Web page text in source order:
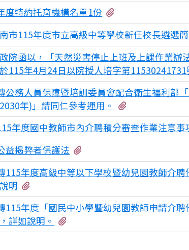
度特約托育機構名單1份
市115年度市立高級中等學校新任校長遴選
院函以，「天然災害停止上班及上課作業辦
115年4月24日以院授人培字第
公務人員保障暨培訓委員會配合衛生福利部
年)」請同仁參考運用。
年度國中教師市內介聘積分審查作業注意事
益揭弊者保護法
115年度高級中等以下學校暨幼兒園教師介
明
115年度「國民中小學暨幼兒園教師申請介
詳如說明。